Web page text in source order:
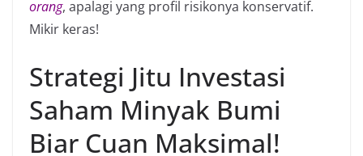
orang, apalagi yang profil risikonya konservatif.
Mikir keras!
Strategi Jitu Investasi
Saham Minyak Bumi
Biar Cuan Maksimal!